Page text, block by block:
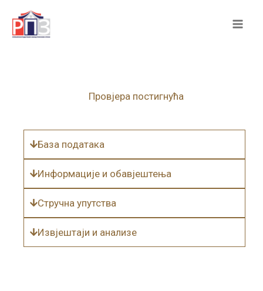
content
Провјера постигнућа
База података
Информације и обавјештења
Стручна упутства
Извјештаји и анализе